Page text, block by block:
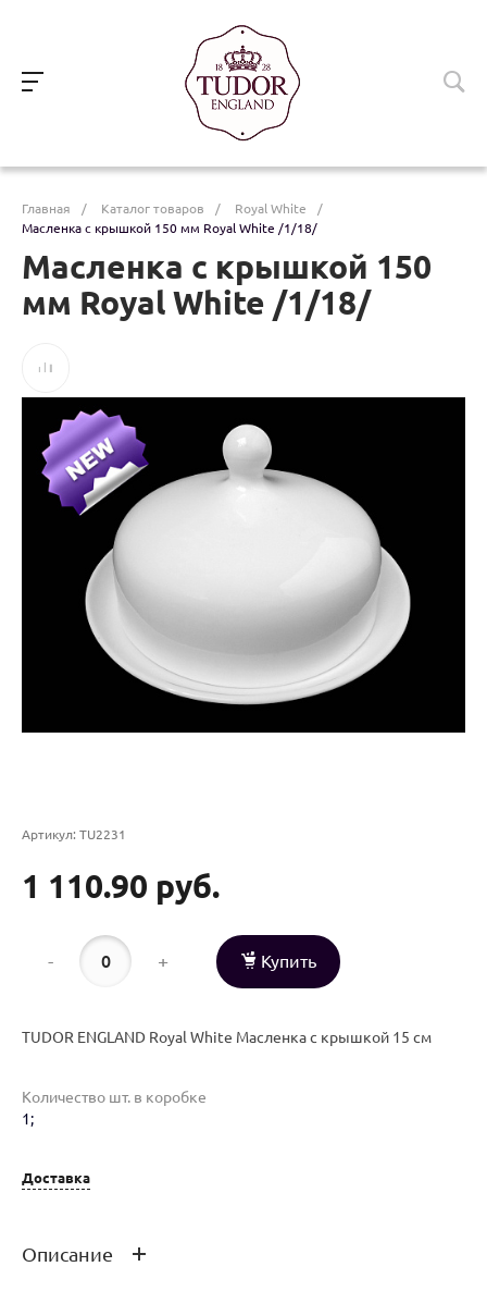
Главная / Каталог товаров / Royal White
/
Масленка с крышкой 150 мм Royal White /1/18/
Масленка с крышкой 150
мм Royal White /1/18/
Артикул: TU2231
1 110.90 руб.
- + Купить
TUDOR ENGLAND Royal White Масленка с крышкой 15 см
Количество шт. в коробке
1;
Доставка
Описание